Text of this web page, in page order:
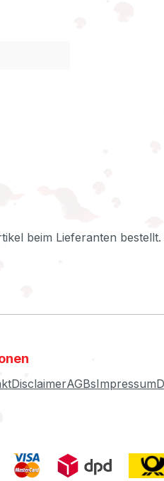
beim Lieferanten
DisclaimerAGBsImpressum